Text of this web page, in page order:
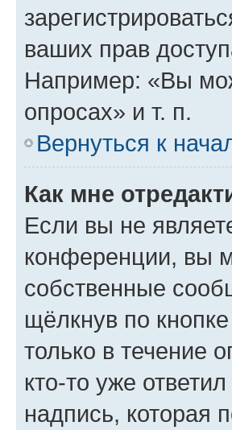
ваших прав
Например: «Вы
опросах» и т. п.
Вернуться к
Как мне
Если вы не
конференции, вы
собственные
щёлкнув по кнопке
только в течение
кто-то уже
надпись, которая